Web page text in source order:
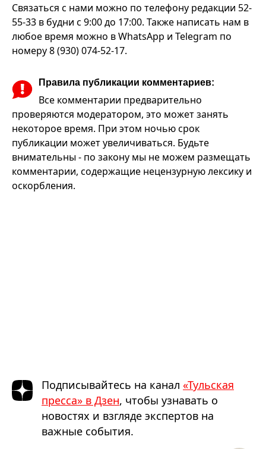
Связаться с нами можно по телефону редакции 52-
55-33 в будни с 9:00 до 17:00. Также написать нам в
любое время можно в WhatsApp и Telegram по
номеру 8 (930) 074-52-17.
Правила публикации комментариев:
Все комментарии предварительно
проверяются модератором, это может занять
некоторое время. При этом ночью срок
публикации может увеличиваться. Будьте
внимательны - по закону мы не можем размещать
комментарии, содержащие нецензурную лексику и
оскорбления.
Подписывайтесь на канал «Тульская
пресса» в Дзен, чтобы узнавать о
новостях и взгляде экспертов на
важные события.